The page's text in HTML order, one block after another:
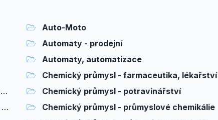
Auto-Moto
Automaty - prodejní
Automaty, automatizace
Chemický průmysl - farmaceutika, lékařství
Chemický průmysl - potravinářství
Chemický průmysl - průmyslové chemikálie